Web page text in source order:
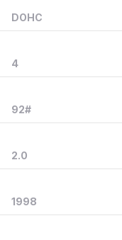
DOHC
4
92#
2.0
1998